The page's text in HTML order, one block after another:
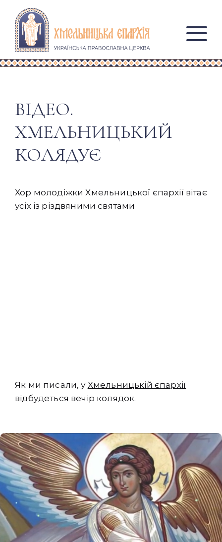
ВІДЕО.
ХМЕЛЬНИЦЬКИЙ
КОЛЯДУЄ
Хор молодіжки Хмельницької єпархії вітає
усіх із різдвяними святами
Як ми писали, у Хмельницькій єпархії
відбудеться вечір колядок.